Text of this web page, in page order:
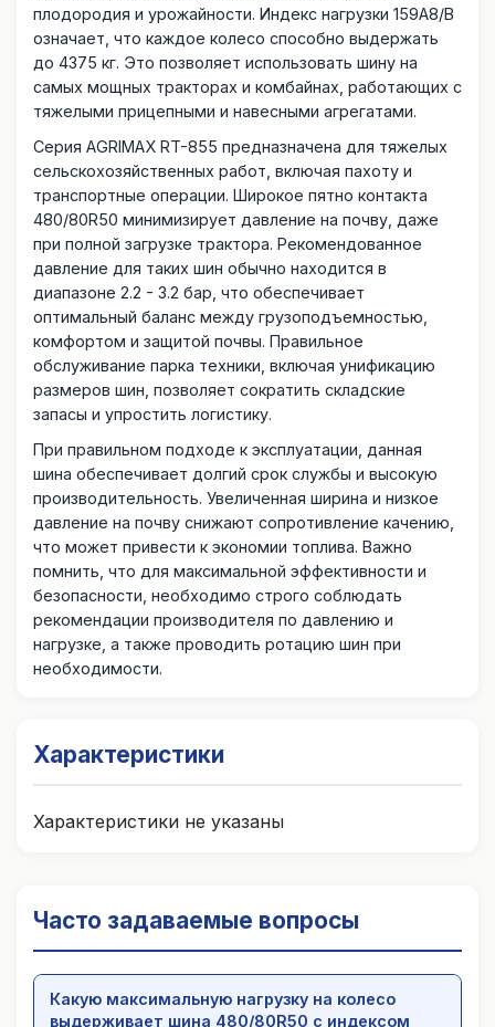
плодородия и урожайности. Индекс нагрузки 159A8/B
означает, что каждое колесо способно выдержать
до 4375 кг. Это позволяет использовать шину на
самых мощных тракторах и комбайнах, работающих с
тяжелыми прицепными и навесными агрегатами.
Серия AGRIMAX RT-855 предназначена для тяжелых
сельскохозяйственных работ, включая пахоту и
транспортные операции. Широкое пятно контакта
480/80R50 минимизирует давление на почву, даже
при полной загрузке трактора. Рекомендованное
давление для таких шин обычно находится в
диапазоне 2.2 - 3.2 бар, что обеспечивает
оптимальный баланс между грузоподъемностью,
комфортом и защитой почвы. Правильное
обслуживание парка техники, включая унификацию
размеров шин, позволяет сократить складские
запасы и упростить логистику.
При правильном подходе к эксплуатации, данная
шина обеспечивает долгий срок службы и высокую
производительность. Увеличенная ширина и низкое
давление на почву снижают сопротивление качению,
что может привести к экономии топлива. Важно
помнить, что для максимальной эффективности и
безопасности, необходимо строго соблюдать
рекомендации производителя по давлению и
нагрузке, а также проводить ротацию шин при
необходимости.
Характеристики
Характеристики не указаны
Часто задаваемые вопросы
Какую максимальную нагрузку на колесо
выдерживает шина 480/80R50 с индексом